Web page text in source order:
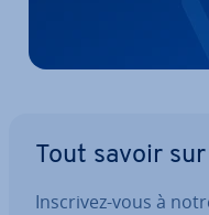
Tout savoir sur
Inscrivez-vous à